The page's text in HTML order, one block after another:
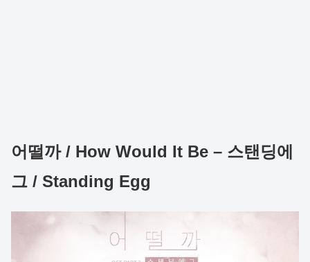
어떨까 / How Would It Be – 스탠딩에
그 / Standing Egg